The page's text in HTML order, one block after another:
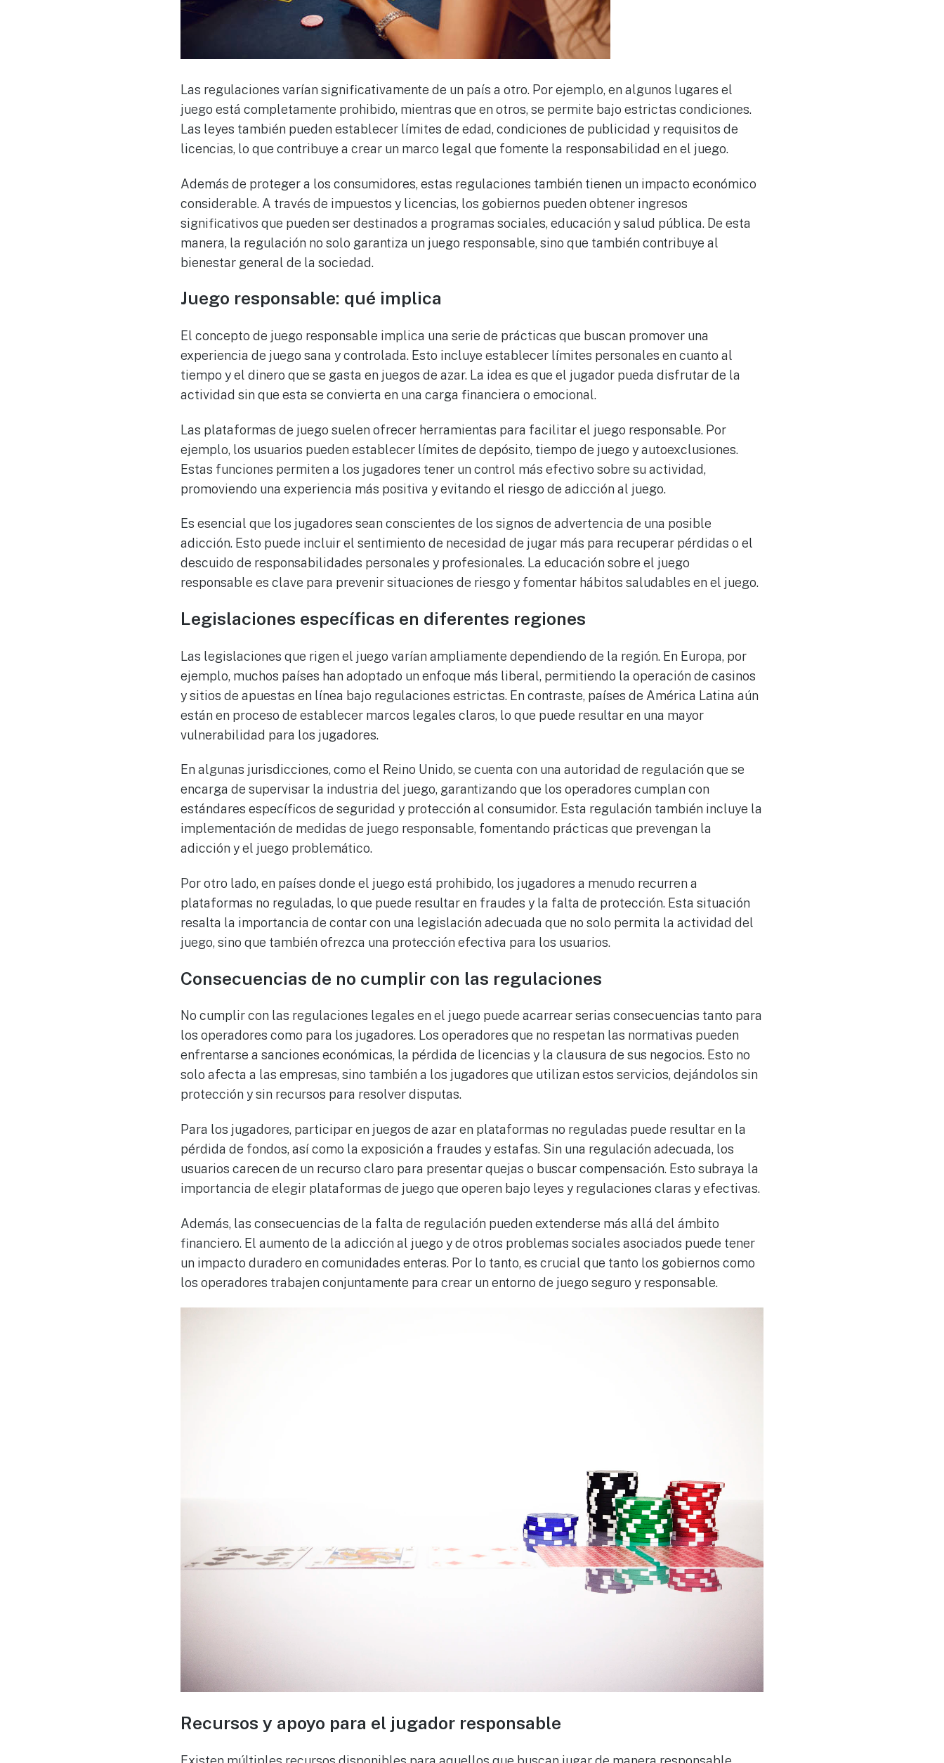
Las regulaciones varían significativamente de un país a otro. Por ejemplo, en algunos lugares el
juego está completamente prohibido, mientras que en otros, se permite bajo estrictas condiciones.
Las leyes también pueden establecer límites de edad, condiciones de publicidad y requisitos de
licencias, lo que contribuye a crear un marco legal que fomente la responsabilidad en el juego.
Además de proteger a los consumidores, estas regulaciones también tienen un impacto económico
considerable. A través de impuestos y licencias, los gobiernos pueden obtener ingresos
significativos que pueden ser destinados a programas sociales, educación y salud pública. De esta
manera, la regulación no solo garantiza un juego responsable, sino que también contribuye al
bienestar general de la sociedad.
Juego responsable: qué implica
El concepto de juego responsable implica una serie de prácticas que buscan promover una
experiencia de juego sana y controlada. Esto incluye establecer límites personales en cuanto al
tiempo y el dinero que se gasta en juegos de azar. La idea es que el jugador pueda disfrutar de la
actividad sin que esta se convierta en una carga financiera o emocional.
Las plataformas de juego suelen ofrecer herramientas para facilitar el juego responsable. Por
ejemplo, los usuarios pueden establecer límites de depósito, tiempo de juego y autoexclusiones.
Estas funciones permiten a los jugadores tener un control más efectivo sobre su actividad,
promoviendo una experiencia más positiva y evitando el riesgo de adicción al juego.
Es esencial que los jugadores sean conscientes de los signos de advertencia de una posible
adicción. Esto puede incluir el sentimiento de necesidad de jugar más para recuperar pérdidas o el
descuido de responsabilidades personales y profesionales. La educación sobre el juego
responsable es clave para prevenir situaciones de riesgo y fomentar hábitos saludables en el juego.
Legislaciones específicas en diferentes regiones
Las legislaciones que rigen el juego varían ampliamente dependiendo de la región. En Europa, por
ejemplo, muchos países han adoptado un enfoque más liberal, permitiendo la operación de casinos
y sitios de apuestas en línea bajo regulaciones estrictas. En contraste, países de América Latina aún
están en proceso de establecer marcos legales claros, lo que puede resultar en una mayor
vulnerabilidad para los jugadores.
En algunas jurisdicciones, como el Reino Unido, se cuenta con una autoridad de regulación que se
encarga de supervisar la industria del juego, garantizando que los operadores cumplan con
estándares específicos de seguridad y protección al consumidor. Esta regulación también incluye la
implementación de medidas de juego responsable, fomentando prácticas que prevengan la
adicción y el juego problemático.
Por otro lado, en países donde el juego está prohibido, los jugadores a menudo recurren a
plataformas no reguladas, lo que puede resultar en fraudes y la falta de protección. Esta situación
resalta la importancia de contar con una legislación adecuada que no solo permita la actividad del
juego, sino que también ofrezca una protección efectiva para los usuarios.
Consecuencias de no cumplir con las regulaciones
No cumplir con las regulaciones legales en el juego puede acarrear serias consecuencias tanto para
los operadores como para los jugadores. Los operadores que no respetan las normativas pueden
enfrentarse a sanciones económicas, la pérdida de licencias y la clausura de sus negocios. Esto no
solo afecta a las empresas, sino también a los jugadores que utilizan estos servicios, dejándolos sin
protección y sin recursos para resolver disputas.
Para los jugadores, participar en juegos de azar en plataformas no reguladas puede resultar en la
pérdida de fondos, así como la exposición a fraudes y estafas. Sin una regulación adecuada, los
usuarios carecen de un recurso claro para presentar quejas o buscar compensación. Esto subraya la
importancia de elegir plataformas de juego que operen bajo leyes y regulaciones claras y efectivas.
Además, las consecuencias de la falta de regulación pueden extenderse más allá del ámbito
financiero. El aumento de la adicción al juego y de otros problemas sociales asociados puede tener
un impacto duradero en comunidades enteras. Por lo tanto, es crucial que tanto los gobiernos como
los operadores trabajen conjuntamente para crear un entorno de juego seguro y responsable.
Recursos y apoyo para el jugador responsable